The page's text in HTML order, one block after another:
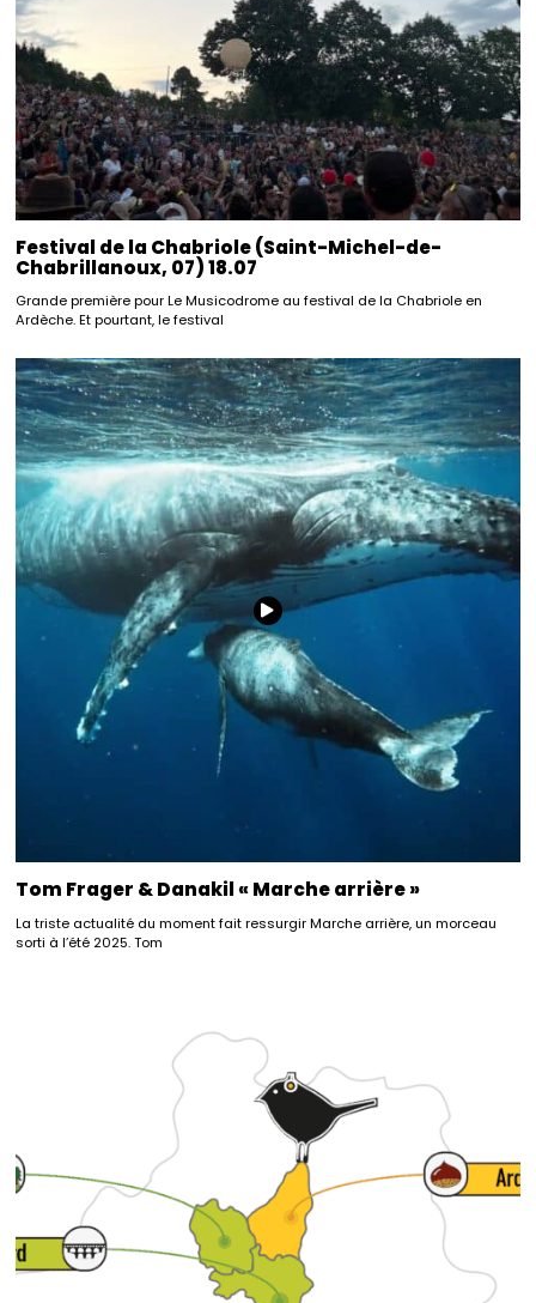
Festival de la Chabriole (Saint-Michel-de-
Chabrillanoux, 07) 18.07
Grande première pour Le Musicodrome au festival de la Chabriole en
Ardèche. Et pourtant, le festival
Tom Frager & Danakil « Marche arrière »
La triste actualité du moment fait ressurgir Marche arrière, un morceau
sorti à l’été 2025. Tom